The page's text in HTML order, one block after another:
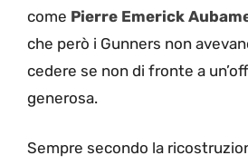
come Pierre Emerick
che però i Gunners non
cedere se non di fronte a
generosa.
Sempre secondo la